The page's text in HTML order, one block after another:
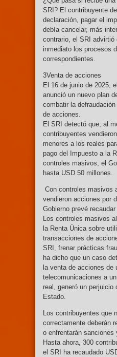
SRI? El contribuyente
declaración, pagar el
debía cancelar, más
contrario, el SRI
inmediato los procesos
correspondientes.
3Venta de acciones
El 16 de junio de 2025,
anunció un nuevo plan
combatir la
de acciones.
El SRI detectó que, al
contribuyentes
menores a los reales
pago del Impuesto a la
controles masivos, el
hasta USD 50 millones.
Con controles masivos
vendieron acciones por
Gobierno prevé
Los controles masivos
la Renta Única sobre
transacciones de
SRI, frenar prácticas
ha dicho que un caso
la venta de acciones de
telecomunicaciones a
real, generó un perjuicio
Estado.
Los contribuyentes que
correctamente deberán
o enfrentarán
Hasta ahora, 300
el SRI ha recaudado